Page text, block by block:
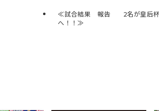
≪試合結果 報告 2名が皇后杯
へ！！≫